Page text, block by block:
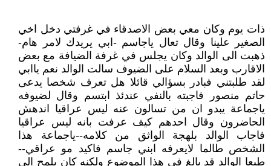
ذات يوم وكان معي بعض الاصدقاء في غرفتي دخل اخي
الصغير علينا وقال تعال ياجاسم -ابي يريدك لامر هام-
ذهبت الى الوالد وكان يجلس في غرفة الضيافة مع بعض
الاقارب وبعد السلام على الضيوف سالت الوالد نعم ياابي
لقد طلبتني فبادر بسؤالي قائلا هل تعرف شخصا يدعى
حاتم منصور فاجبته بالنفي عندئذ ابتسم وقال لضيوفه
ياجماعة يبدو ان من تسالون عنه ليس عراقيا اندهش
الحاضرون وقال احدهم كيف عرفت بانه ليس عراقيا
فاجاب الوالد بلهجة الواثق من كلامه--ياجماعة هذا
الشخص طالما لايعرفه ابني جاسم فاكيد مو عراقي--
طبعا الوالد قد بالغ في هذا الموضوع ولكنه كان يلمح الى